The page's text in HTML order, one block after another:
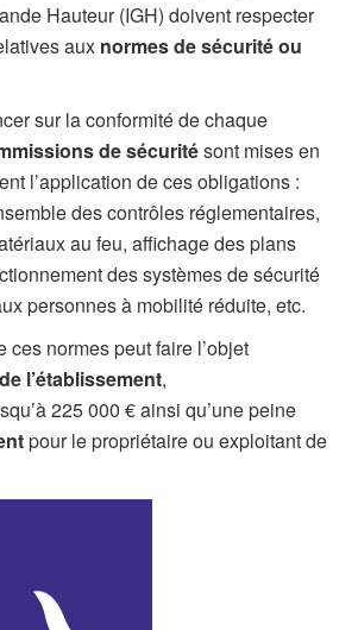
Hauteur (IGH) doivent respecter
aux normes de sécurité ou
sur la conformité de chaque
de sécuritésont mises en
l’application de ces obligations :
des contrôles réglementaires,
au feu, affichage des plans
des systèmes de sécurité
personnes à mobilité réduite, etc.
ces normes peut faire l’objet
l’établissement,
225 000 € ainsi qu’une peine
pour le propriétaire ou exploitant de